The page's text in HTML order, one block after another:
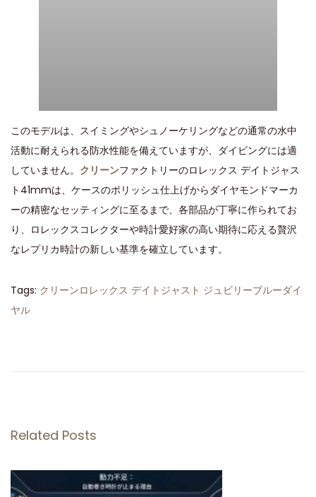
このモデルは、スイミングやシュノーケリングなどの通常の水中
活動に耐えられる防水性能を備えていますが、ダイビングには適
していません。 クリーンファクトリーのロレックス デイトジャス
ト41mmは、ケースのポリッシュ仕上げからダイヤモンドマーカ
ーの精密なセッティングに至るまで、各部品が丁寧に作られてお
り、ロレックスコレクターや時計愛好家の高い期待に応える贅沢
なレプリカ時計の新しい基準を確立しています。
Tags: クリーンロレックス デイトジャスト ジュビリーブルーダイ
ヤル
ァ
ト
リ
Related Posts